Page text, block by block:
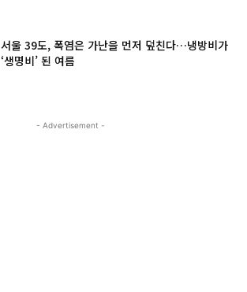
서울 39도, 폭염은 가난을 먼저 덮친다…냉방비가
‘생명비’ 된 여름
- Advertisement -